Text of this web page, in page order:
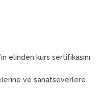
elinden kurs sertifikasını
ve sanatseverlere